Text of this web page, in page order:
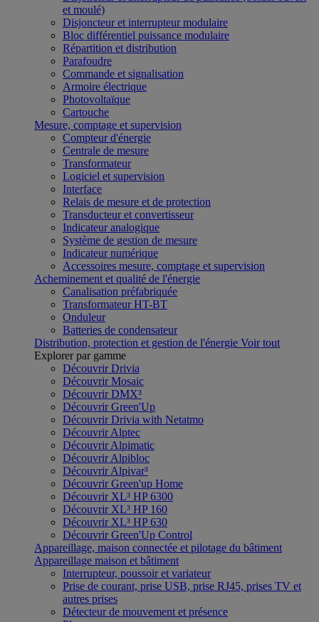
et moulé)
Disjoncteur et interrupteur modulaire
Bloc différentiel puissance modulaire
Répartition et distribution
Parafoudre
Commande et signalisation
Armoire électrique
Photovoltaïque
Cartouche
Mesure, comptage et supervision
Compteur d'énergie
Centrale de mesure
Transformateur
Logiciel et supervision
Interface
Relais de mesure et de protection
Transducteur et convertisseur
Indicateur analogique
Système de gestion de mesure
Indicateur numérique
Accessoires mesure, comptage et supervision
Acheminement et qualité de l'énergie
Canalisation préfabriquée
Transformateur HT-BT
Onduleur
Batteries de condensateur
Distribution, protection et gestion de l'énergie Voir tout
Explorer par gamme
Découvrir Drivia
Découvrir Mosaic
Découvrir DMX³
Découvrir Green'Up
Découvrir Drivia with Netatmo
Découvrir Alptec
Découvrir Alpimatic
Découvrir Alpibloc
Découvrir Alpivar³
Découvrir Green'up Home
Découvrir XL³ HP 6300
Découvrir XL³ HP 160
Découvrir XL³ HP 630
Découvrir Green'Up Control
Appareillage, maison connectée et pilotage du bâtiment
Appareillage maison et bâtiment
Interrupteur, poussoir et variateur
Prise de courant, prise USB, prise RJ45, prises TV et
autres prises
Détecteur de mouvement et présence